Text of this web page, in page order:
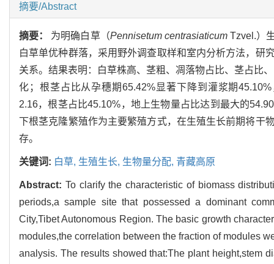
摘要/Abstract
摘要： 为明确白草（Pennisetum centrasiaticumTzvel.）
白草单优种群落，采用野外调查取样和室内分析方法，研
关系。结果表明：白草株高、茎粗、凋落物占比、茎占比
化；根茎占比从孕穗期65.42%显著下降到灌浆期
2.16，根茎占比45.10%，地上生物量占比达到最大的
下根茎克隆繁殖作为主要繁殖方式，在生殖生长前期将干
存。
关键词: 白草, 生殖生长, 生物量分配, 青藏高原
Abstract: To clarify the characteristic of biomass
periods,a sample site that possessed a dominant
City,Tibet Autonomous Region. The basic growth
modules,the correlation between the fraction of modules
analysis. The results showed that:The plant height,stem